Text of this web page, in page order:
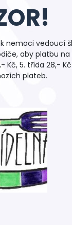
nemoci vedoucí
aby platbu
Kč, 5. třída 28,-
plateb.